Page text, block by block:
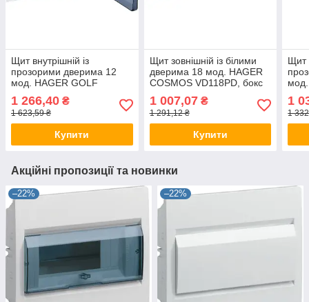
Щит внутрішній із
прозорими дверима 12
мод. HAGER GOLF
шафа розподільна для
автоматів
1 266,40 ₴
1 623,59 ₴
Купити
Щит зовнішній із білими
дверима 18 мод. HAGER
COSMOS VD118PD, бокс
розподільна навісна
1 007,07₴
1 291,12 ₴
Купити
Щит
1
1
Акційні пропозиції та новинки
–22% –22%